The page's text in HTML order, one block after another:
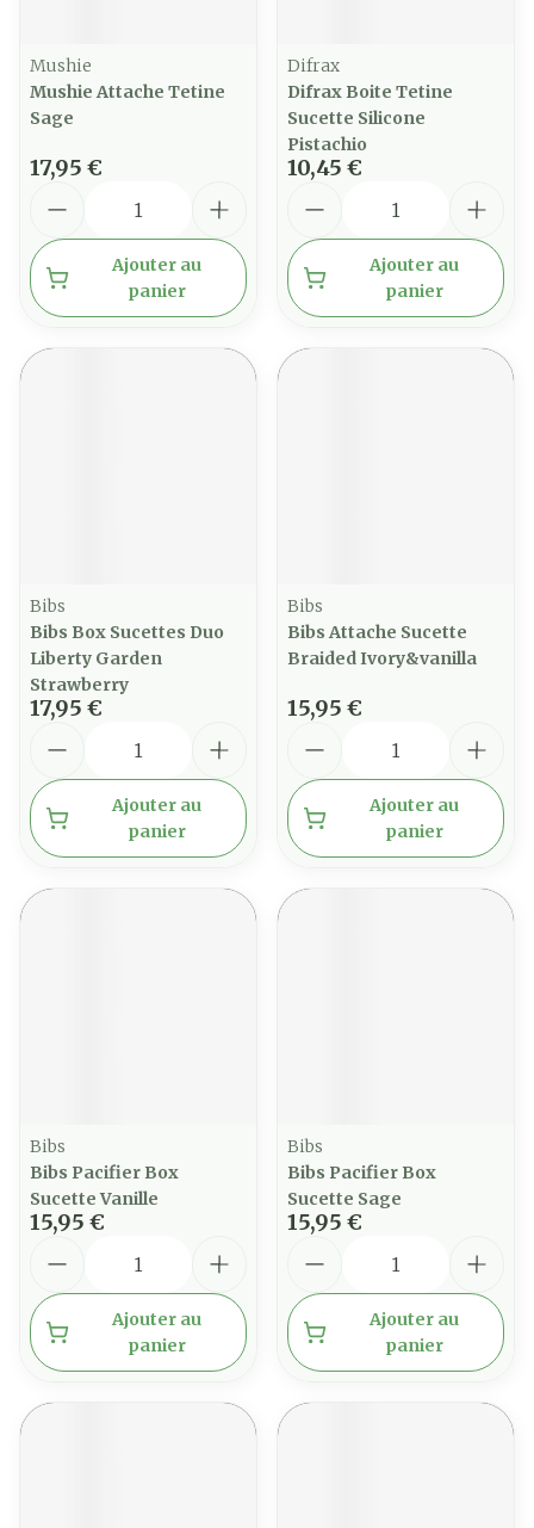
Mushie
Mushie Attache Tetine
Sage
17,95 €
Ajouter au
panier
Difrax
Difrax Boite Tetine
Sucette Silicone
Pistachio
10,45 €
Ajouter au
panier
Bibs
Bibs Box Sucettes Duo
Liberty Garden
Strawberry
17,95 €
Ajouter au
panier
Bibs
Bibs Attache Sucette
Braided Ivory&vanilla
15,95 €
Ajouter au
panier
Bibs
Bibs Pacifier Box
Sucette Vanille
15,95 €
Ajouter au
panier
Bibs
Bibs Pacifier Box
Sucette Sage
15,95 €
Ajouter au
panier